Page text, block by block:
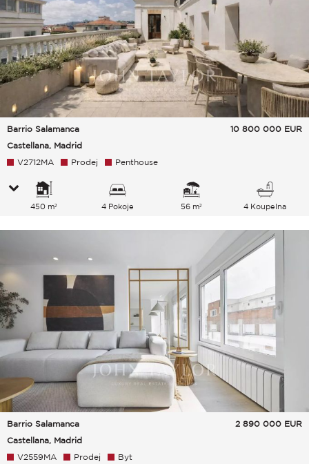
Barrio Salamanca
Castellana, Madrid
10 800 000 EUR
V2712MA Prodej Penthouse
450 m² 4 Pokoje 56 m² 4 Koupelna
Barrio Salamanca
Castellana, Madrid
2 890 000 EUR
V2559MA Prodej Byt